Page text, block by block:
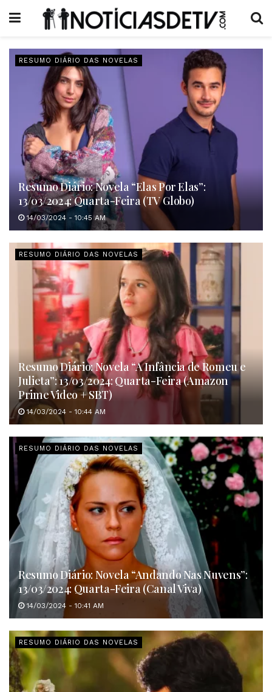
RESUMO DIÁRIO DAS NOVELAS
Resumo Diário: Novela “Elas Por Elas”:
13/03/2024: Quarta-Feira (TV Globo)
14/03/2024 - 10:45 AM
RESUMO DIÁRIO DAS NOVELAS
Resumo Diário: Novela “A Infância de Romeu e
Julieta”: 13/03/2024: Quarta-Feira (Amazon
Prime Video + SBT)
14/03/2024 - 10:44 AM
RESUMO DIÁRIO DAS NOVELAS
Resumo Diário: Novela “Andando Nas Nuvens”:
13/03/2024: Quarta-Feira (Canal Viva)
14/03/2024 - 10:41 AM
RESUMO DIÁRIO DAS NOVELAS